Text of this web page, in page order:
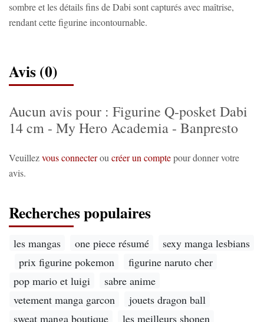
sombre et les détails fins de Dabi sont capturés avec maîtrise,
rendant cette figurine incontournable.
Avis (0)
Aucun avis pour : Figurine Q-posket Dabi
14 cm - My Hero Academia - Banpresto
Veuillezvous connecterou créer un comptepour donner votre
avis.
Recherches populaires
les mangas one piece résumé
sexy manga lesbians
prix figurine pokemon
figurine naruto cher
pop mario et luigi
sabre anime
vetement manga garcon
jouets dragon ball
sweat manga boutique
les meilleurs shonen